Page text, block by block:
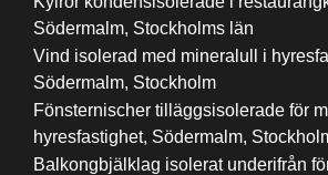
Södermalm, Stockholms län
Vind isolerad med mineralull i
Södermalm, Stockholm
Fönsternischer tilläggsisolerade för
hyresfastighet, Södermalm,
Balkongbjälklag isolerat underifrån